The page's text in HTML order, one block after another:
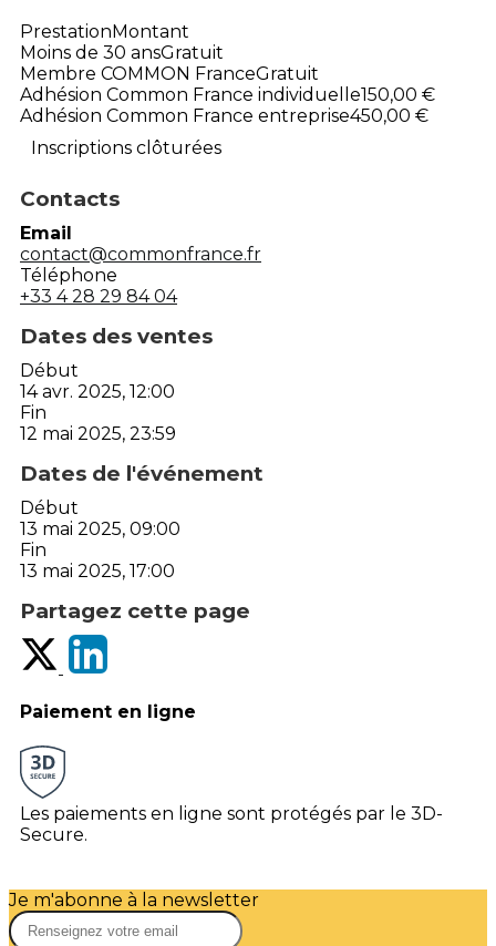
PrestationMontant
Moins de 30 ansGratuit
Membre COMMON FranceGratuit
Adhésion Common France individuelle150,00 €
Adhésion Common France entreprise450,00 €
Inscriptions clôturées
Contacts
Email
contact@commonfrance.fr
Téléphone
+33 4 28 29 84 04
Dates des ventes
Début
14 avr. 2025, 12:00
Fin
12 mai 2025, 23:59
Dates de l'événement
Début
13 mai 2025, 09:00
Fin
13 mai 2025, 17:00
Partagez cette page
Paiement en ligne
Les paiements en ligne sont protégés par le 3D-
Secure.
Je m'abonne à la newsletter